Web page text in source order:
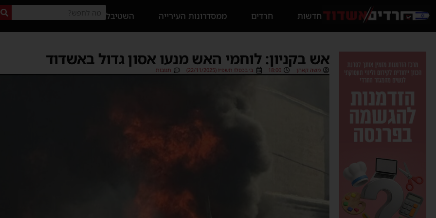
חדשות חרדים ממסדרונות העירייה השטיבל
אש בקניון: לוחמי האש מנעו אסון גדול באשדוד
משה קאהן 18:00 ב׳ בכסלו תשפ״ו (22/11/2025) תגובות